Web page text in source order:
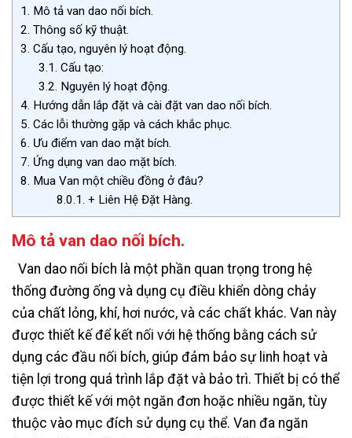
1. Mô tả van dao nối bích.
2. Thông số kỹ thuật.
3. Cấu tạo, nguyên lý hoạt động.
3.1. Cấu tạo:
3.2. Nguyên lý hoạt động.
4. Hướng dẫn lắp đặt và cài đặt van dao nối bích.
5. Các lỗi thường gặp và cách khắc phục.
6. Ưu điểm van dao mặt bích.
7. Ứng dụng van dao mặt bích.
8. Mua Van một chiều đồng ở đâu?
8.0.1. + Liên Hệ Đặt Hàng.
Mô tả van dao nối bích.
Van dao nối bích là một phần quan trọng trong hệ
thống đường ống và dụng cụ điều khiển dòng chảy
của chất lỏng, khí, hơi nước, và các chất khác. Van này
được thiết kế để kết nối với hệ thống bằng cách sử
dụng các đầu nối bích, giúp đảm bảo sự linh hoạt và
tiện lợi trong quá trình lắp đặt và bảo trì. Thiết bị có thể
được thiết kế với một ngăn đơn hoặc nhiều ngăn, tùy
thuộc vào mục đích sử dụng cụ thể. Van đa ngăn